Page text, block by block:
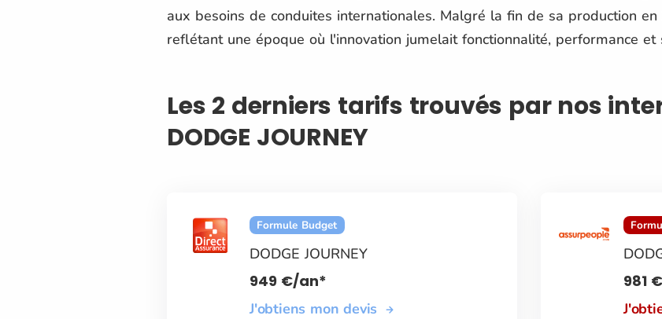
aux besoins de conduites internationales. Malgré la fin de sa production
reflétant une époque où l'innovation jumelait fonctionnalité, performance
Les 2 derniers tarifs trouvés par nos
DODGE JOURNEY
Formule Budget
DODGE JOURNEY
949 €/an*
J'obtiens mon devis
981 €